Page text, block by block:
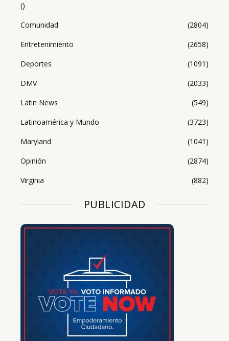
()
Comunidad
(2804)
Entretenimiento
(2658)
Deportes
(1091)
DMV
(2033)
Latin News
(549)
Latinoamérica y Mundo
(3723)
Maryland
(1041)
Opinión
(2874)
Virginia
(882)
PUBLICIDAD